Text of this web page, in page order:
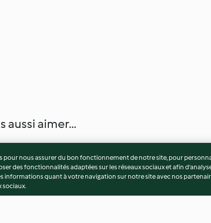
aussi aimer...
pour nous assurer du bon fonctionnement de notre site, pour
des fonctionnalités adaptées sur les réseaux sociaux et afin
informations quant à votre navigation sur notre site avec nos
sociaux.